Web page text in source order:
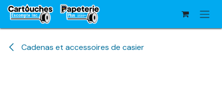
Se rendre au contenu
Cadenas et accessoires de casier